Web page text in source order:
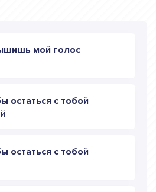
мой голос
остаться с тобой
остаться с тобой